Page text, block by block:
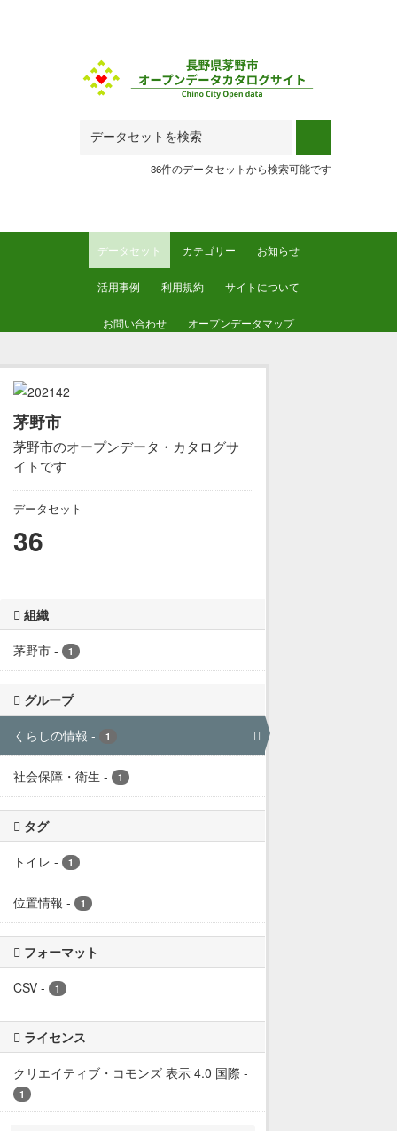
36件のデータセットから検索可能です
データセット カテゴリー お知らせ
活用事例 利用規約 サイトについて
お問い合わせ オープンデータマップ
茅野市
茅野市のオープンデータ・カタログサ
イトです
データセット
36
組織
茅野市 - 1
グループ
くらしの情報 - 1
社会保障・衛生 - 1
タグ
トイレ - 1
位置情報 - 1
フォーマット
CSV - 1
ライセンス
クリエイティブ・コモンズ 表示 4.0 国際 -
1